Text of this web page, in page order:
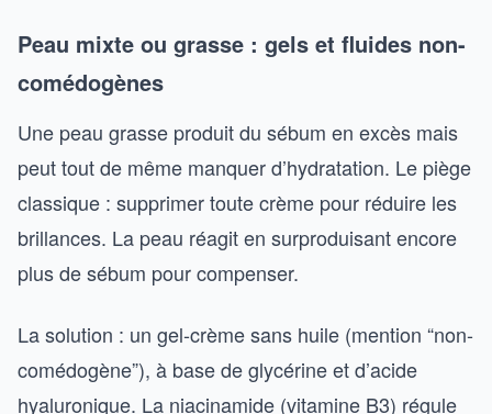
Peau mixte ou grasse : gels et fluides non-
comédogènes
Une peau grasse produit du sébum en excès mais
peut tout de même manquer d’hydratation. Le piège
classique : supprimer toute crème pour réduire les
brillances. La peau réagit en surproduisant encore
plus de sébum pour compenser.
La solution : un gel-crème sans huile (mention “non-
comédogène”), à base de glycérine et d’acide
hyaluronique. La niacinamide (vitamine B3) régule